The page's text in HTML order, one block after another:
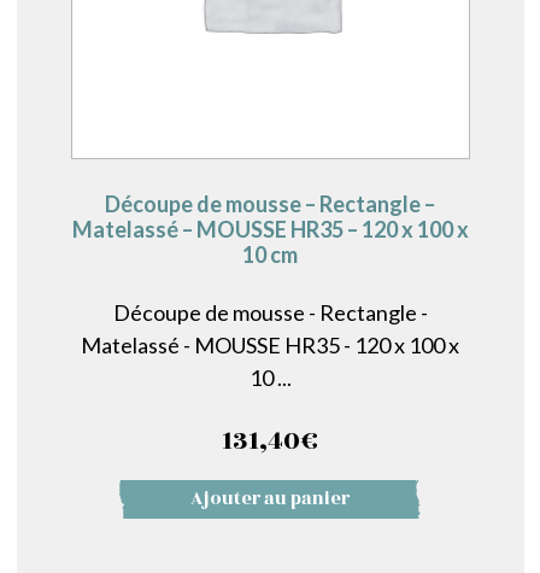
Découpe de mousse – Rectangle –
Matelassé – MOUSSE HR35 – 120 x 100 x
10 cm
Découpe de mousse - Rectangle -
Matelassé - MOUSSE HR35 - 120 x 100 x
10 ...
131,40€
Ajouter au panier